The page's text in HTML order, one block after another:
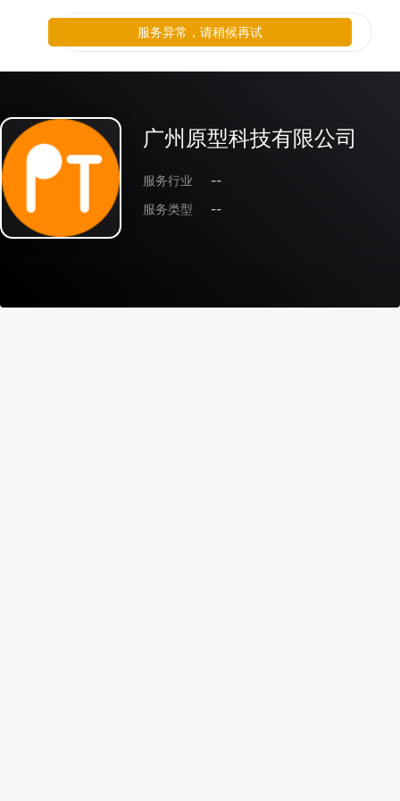
广州原型科技有限公司
服务行业
--
服务类型
--
服务异常，请稍候再试